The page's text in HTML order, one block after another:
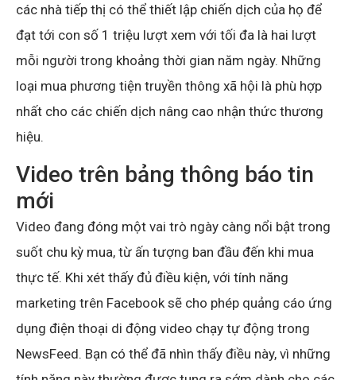
các nhà tiếp thị có thể thiết lập chiến dịch của họ để
đạt tới con số 1 triệu lượt xem với tối đa là hai lượt
mỗi người trong khoảng thời gian năm ngày. Những
loại mua phương tiện truyền thông xã hội là phù hợp
nhất cho các chiến dịch nâng cao nhận thức thương
hiệu.
Video trên bảng thông báo tin
mới
Video đang đóng một vai trò ngày càng nổi bật trong
suốt chu kỳ mua, từ ấn tượng ban đầu đến khi mua
thực tế. Khi xét thấy đủ điều kiện, với tính năng
marketing trên Facebook sẽ cho phép quảng cáo ứng
dụng điện thoại di động video chạy tự động trong
NewsFeed. Bạn có thể đã nhìn thấy điều này, vì những